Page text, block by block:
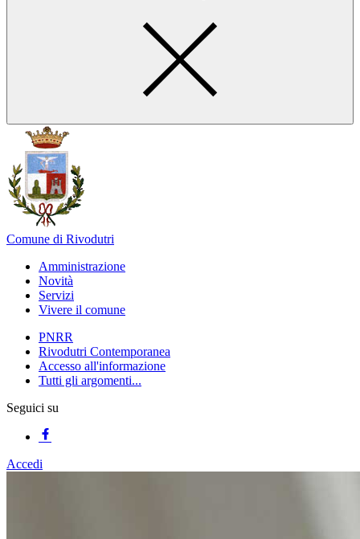
Comune di Rivodutri
Amministrazione
Novità
Servizi
Vivere il comune
PNRR
Rivodutri Contemporanea
Accesso all'informazione
Tutti gli argomenti...
Seguici su
Accedi